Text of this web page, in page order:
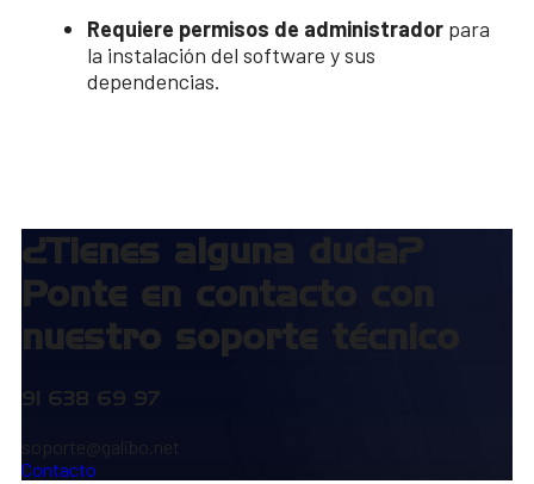
Requiere permisos de administrador para
la instalación del software y sus
dependencias.
¿Tienes alguna duda?
Ponte en contacto con
nuestro soporte técnico
91 638 69 97
soporte@galibo.net
Contacto